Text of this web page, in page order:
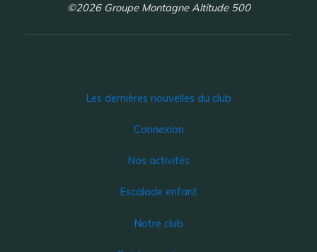
©2026 Groupe Montagne Altitude 500
Les dernières nouvelles du club
Connexion
Nos activités
Escalade enfant
Notre club